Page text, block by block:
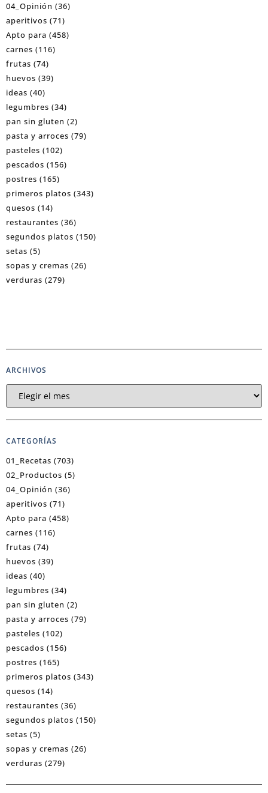
04_Opinión (36)
aperitivos (71)
Apto para (458)
carnes (116)
frutas (74)
huevos (39)
ideas (40)
legumbres (34)
pan sin gluten (2)
pasta y arroces (79)
pasteles (102)
pescados (156)
postres (165)
primeros platos (343)
quesos (14)
restaurantes (36)
segundos platos (150)
setas (5)
sopas y cremas (26)
verduras (279)
ARCHIVOS
CATEGORÍAS
01_Recetas (703)
02_Productos (5)
04_Opinión (36)
aperitivos (71)
Apto para (458)
carnes (116)
frutas (74)
huevos (39)
ideas (40)
legumbres (34)
pan sin gluten (2)
pasta y arroces (79)
pasteles (102)
pescados (156)
postres (165)
primeros platos (343)
quesos (14)
restaurantes (36)
segundos platos (150)
setas (5)
sopas y cremas (26)
verduras (279)